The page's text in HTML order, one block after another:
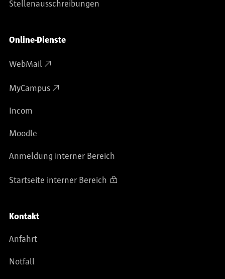
Stellenausschreibungen
Online-Dienste
WebMail
MyCampus
Incom
Moodle
Anmeldung interner Bereich
Startseite interner Bereich
Kontakt
Anfahrt
Notfall